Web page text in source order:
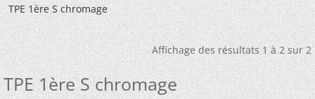
TPE 1ère S chromage
Affichage des résultats 1 à 2 sur 2
TPE 1ère S chromage